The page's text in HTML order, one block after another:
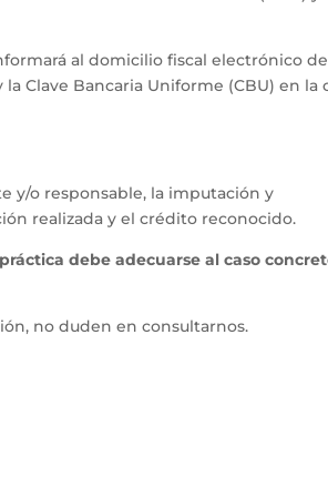
al domicilio fiscal electrónico
Clave Bancaria Uniforme (CBU) en la
y/o responsable, la imputación y
realizada y el crédito reconocido.
debe adecuarse al caso
no duden en consultarnos.